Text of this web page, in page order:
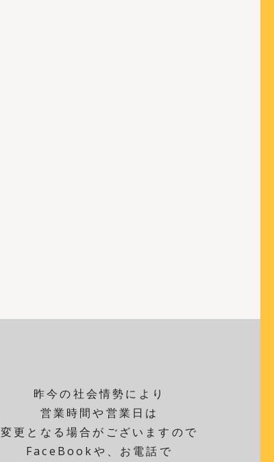
昨今の社会情勢により
営業時間や営業日は
変更となる場合がございますので
FaceBookや、お電話で